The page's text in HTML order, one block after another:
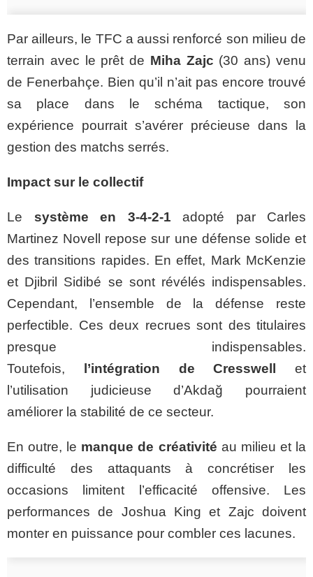
Par ailleurs, le TFC a aussi renforcé son milieu de
terrain avec le prêt de Miha Zajc (30 ans) venu
de Fenerbahçe. Bien qu’il n’ait pas encore trouvé
sa place dans le schéma tactique, son
expérience pourrait s’avérer précieuse dans la
gestion des matchs serrés.
Impact sur le collectif
Le système en 3-4-2-1 adopté par Carles
Martinez Novell repose sur une défense solide et
des transitions rapides. En effet, Mark McKenzie
et Djibril Sidibé se sont révélés indispensables.
Cependant, l’ensemble de la défense reste
perfectible. Ces deux recrues sont des titulaires
presque indispensables.
Toutefois,
l’intégration de Cresswell
et
l’utilisation judicieuse d’Akdağ pourraient
améliorer la stabilité de ce secteur.
En outre, le manque de créativité au milieu et la
difficulté des attaquants à concrétiser les
occasions limitent l’efficacité offensive. Les
performances de Joshua King et Zajc doivent
monter en puissance pour combler ces lacunes.